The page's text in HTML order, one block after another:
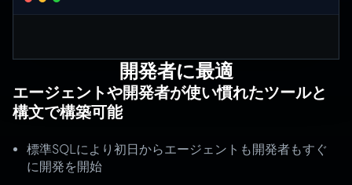
quota: 10,000 RU/s
limit
throughput: 8,200 RU/s â— stable
開発者に最適
エージェントや開発者が使い慣れたツールと
構文で構築可能
標準SQLにより初日からエージェントも開発者もすぐ
に開発を開始